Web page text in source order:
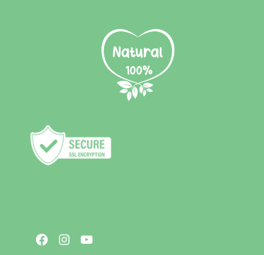
Facebook
Instagram
YouTube